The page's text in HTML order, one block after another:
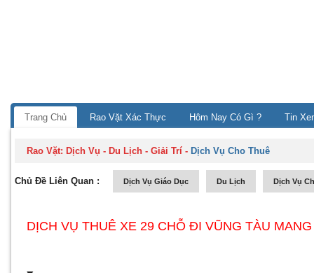
Trang Chủ Rao Vặt Xác Thực Hôm Nay Có Gì ? Tin
Rao Vặt: Dịch Vụ - Du Lịch - Giải Trí - Dịch Vụ Cho Thuê
Chủ Đề Liên Quan : Dịch Vụ Giáo Dục Du Lịch Dịch Vụ
DỊCH VỤ THUÊ XE 29 CHỖ ĐI VŨNG TÀU